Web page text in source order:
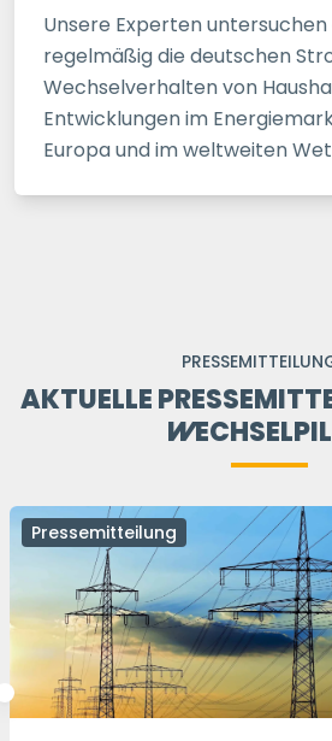
Unsere Experten
regelmäßig die deutschen
Wechselverhalten von
Entwicklungen im
Europa und im weltweiten
AKTUELLE
Pressemitteilung